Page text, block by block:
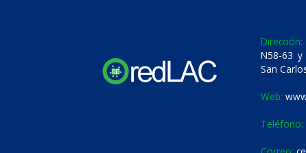
Dirección:
N58-63 y
San
Web:
Teléfono: